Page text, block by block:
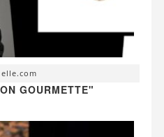
GOURMETTE"